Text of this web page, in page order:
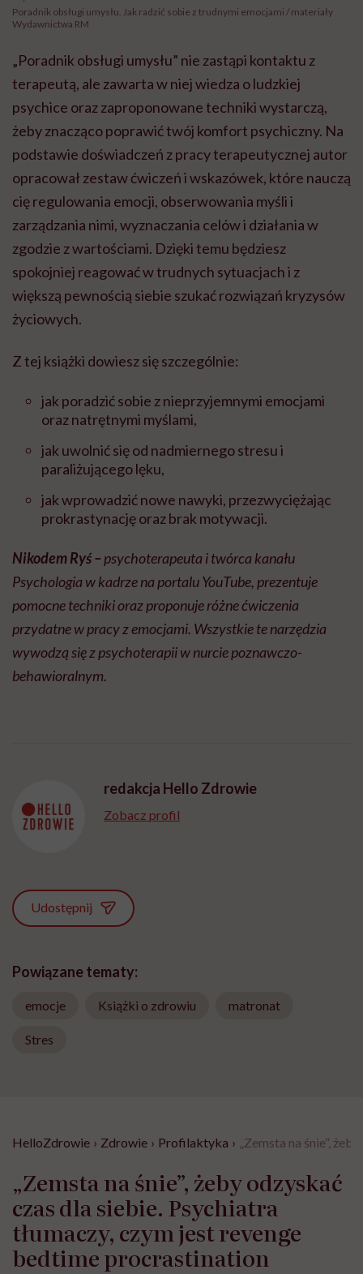
Poradnik obsługi umysłu. Jak radzić sobie z trudnymi emocjami / materiały
Wydawnictwa RM
„Poradnik obsługi umysłu” nie zastąpi kontaktu z
terapeutą, ale zawarta w niej wiedza o ludzkiej
psychice oraz zaproponowane techniki wystarczą,
żeby znacząco poprawić twój komfort psychiczny. Na
podstawie doświadczeń z pracy terapeutycznej autor
opracował zestaw ćwiczeń i wskazówek, które nauczą
cię regulowania emocji, obserwowania myśli i
zarządzania nimi, wyznaczania celów i działania w
zgodzie z wartościami. Dzięki temu będziesz
spokojniej reagować w trudnych sytuacjach i z
większą pewnością siebie szukać rozwiązań kryzysów
życiowych.
Z tej książki dowiesz się szczególnie:
jak poradzić sobie z nieprzyjemnymi emocjami
oraz natrętnymi myślami,
jak uwolnić się od nadmiernego stresu i
paraliżującego lęku,
jak wprowadzić nowe nawyki, przezwyciężając
prokrastynację oraz brak motywacji.
Nikodem Ryś – psychoterapeuta i twórca kanału
Psychologia w kadrze na portalu YouTube, prezentuje
pomocne techniki oraz proponuje różne ćwiczenia
przydatne w pracy z emocjami. Wszystkie te narzędzia
wywodzą się z psychoterapii w nurcie poznawczo-
behawioralnym.
redakcja Hello Zdrowie
Zobacz profil
Udostępnij
Powiązane tematy:
emocje Książki o zdrowiu matronat
Stres
HelloZdrowie › Zdrowie › Profilaktyka › „Zemsta na śnie”,
„Zemsta na śnie”, żeby odzyskać
czas dla siebie. Psychiatra
tłumaczy, czym jest revenge
bedtime procrastination